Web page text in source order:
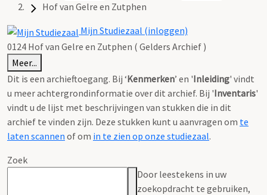
Hof van Gelre en Zutphen
Mijn Studiezaal (inloggen)
0124 Hof van Gelre en Zutphen ( Gelders Archief )
Meer...
Dit is een archieftoegang. Bij ‘Kenmerken’ en 'Inleiding' vindt
u meer achtergrondinformatie over dit archief. Bij 'Inventaris'
vindt u de lijst met beschrijvingen van stukken die in dit
archief te vinden zijn. Deze stukken kunt u aanvragen om te
laten scannen of om in te zien op onze studiezaal.
Zoek
Door leestekens in uw
zoekopdracht te gebruiken,